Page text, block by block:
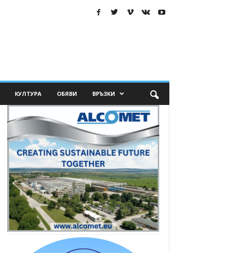
КУЛТУРА ОБЯВИ ВРЪЗКИ